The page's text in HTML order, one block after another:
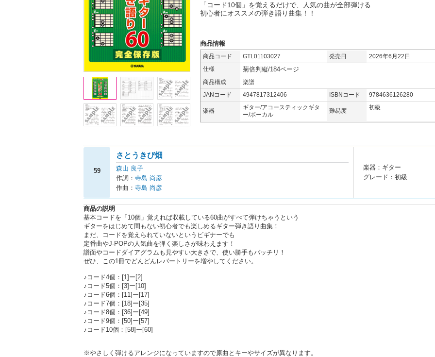
「コード10個」を覚えるだけで、人気の曲が全部弾ける
初心者にオススメの弾き語り曲集！！
商品情報
商品コード GTL01103027 発売日
2026年6月22日
仕様
菊倍判縦/184ページ
商品構成
楽譜
JANコード
4947817312406 ISBNコード 9784636126280
楽器
ギター/アコースティックギタ
ー/ボーカル
難易度 初級
59
さとうきび畑
森山 良子
作詞： 寺島 尚彦
作曲： 寺島 尚彦
楽器：ギター
グレード：初級
商品の説明
基本コードを「10個」覚えれば収載している60曲がすべて弾けちゃうという
ギターをはじめて間もない初心者でも楽しめるギター弾き語り曲集！
まだ、コードを覚えられていないというビギナーでも
定番曲やJ-POPの人気曲を弾く楽しさが味わえます！
譜面やコードダイアグラムも見やすい大きさで、使い勝手もバッチリ！
ぜひ、この1冊でどんどんレパートリーを増やしてください。
♪コード4個：[1]ー[2]
♪コード5個：[3]ー[10]
♪コード6個：[11]ー[17]
♪コード7個：[18]ー[35]
♪コード8個：[36]ー[49]
♪コード9個：[50]ー[57]
♪コード10個：[58]ー[60]
※やさしく弾けるアレンジになっていますので原曲とキーやサイズが異なります。